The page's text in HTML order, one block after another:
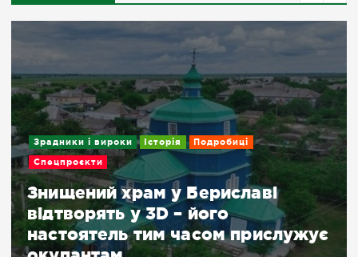
Зрадники і вироки Історія Подробиці
Спецпроєкти
Знищений храм у Бериславі
відтворять у 3D – його
настоятель тим часом прислужує